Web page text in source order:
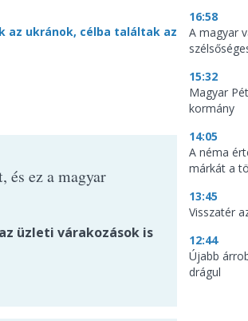
az ukránok, célba találtak az
és ez a magyar
üzleti várakozások is
16:58
A magyar
15:32
Magyar
kormány
14:05
A néma
márkát a
13:45
Visszatér
12:44
Újabb
drágul